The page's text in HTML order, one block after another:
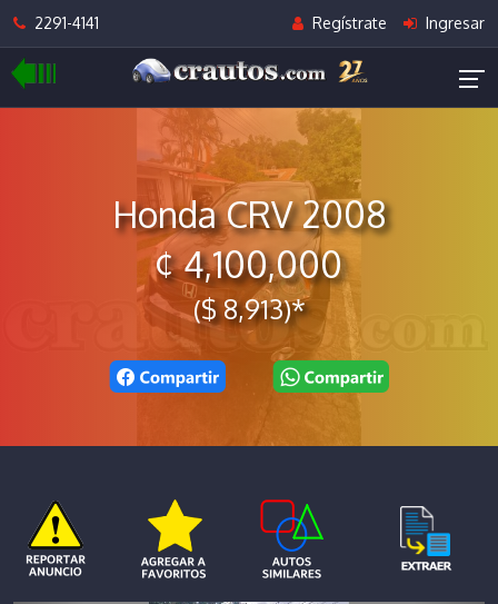
2291-4141 Regístrate Ingresar
Honda CRV 2008
¢ 4,100,000
($ 8,913)*